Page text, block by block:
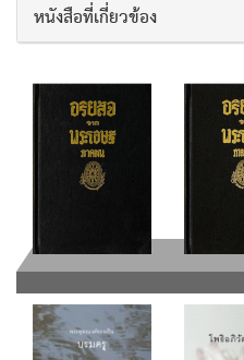
หนังสือที่เกี่ยวข้อง